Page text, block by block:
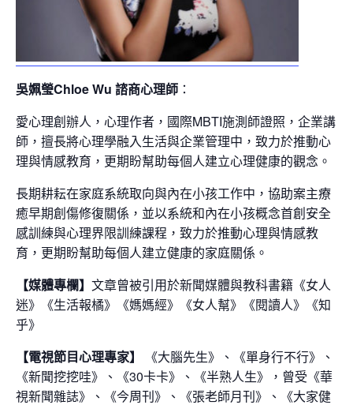
吳姵瑩Chloe Wu 諮商心理師 ：
愛心理創辦人，心理作者，國際MBTI施測師證照，企業講
師，擅長將心理學融入生活與企業管理中，致力於推動心
理與情感教育，更期盼幫助每個人建立心理健康的觀念。
長期耕耘在家庭系統取向與內在小孩工作中，協助案主療
癒早期創傷修復關係，並以系統和內在小孩概念首創安全
感訓練與心理界限訓練課程，致力於推動心理與情感教
育，更期盼幫助每個人建立健康的家庭關係。
【媒體專欄】 文章曾被引用於新聞媒體與教科書籍《女人
迷》《生活報橘》《媽媽經》《女人幫》《閱讀人》《知
乎》
【電視節目心理專家】
《大腦先生》、《單身行不行》、
《新聞挖挖哇》、《30卡卡》、《半熟人生》，曾受《華
視新聞雜誌》、《今周刊》、《張老師月刊》、《大家健